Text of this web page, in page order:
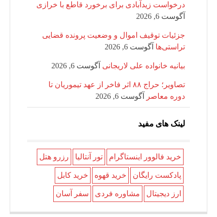
درخواست زیدآبادی برای برخورد قاطع با خرازی
آگوست 6, 2026
جزئیات توقیف اموال و وضعیت پرونده قضایی
تراستی‌ها آگوست 6, 2026
بیانیه خانواده علی لاریجانی آگوست 6, 2026
تصاویر؛ حراج ۸۸ اثر فاخر از عهد تیموریان تا
دوره معاصر
آگوست 6, 2026
لینک های مفید
خرید فالوور اینستاگرام تور آنتالیا رزرو هتل
پادکست رایگان خرید قهوه خرید کابل
ارز دیجیتال مشاوره فردی سفر آسان